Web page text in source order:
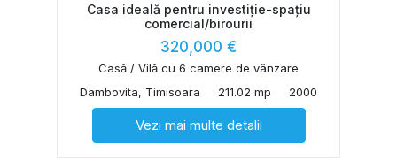
Casa ideală pentru investiție-spațiu
comercial/birourii
320,000 €
Casă / Vilă cu 6 camere de vânzare
Dambovita, Timisoara
211.02 mp 2000
Vezi mai multe detalii